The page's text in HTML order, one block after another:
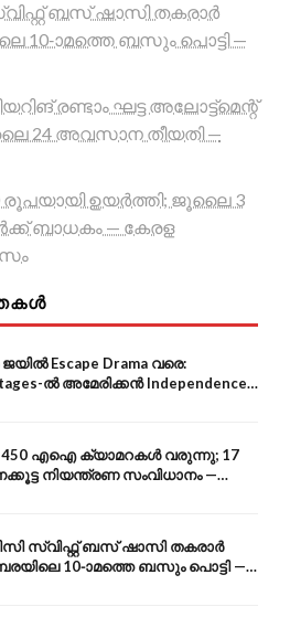
ബസ് ഷാസി തകരാർ
10-ാമത്തെ ബസും പൊട്ടി —
രണ്ടാം ഘട്ട അലോട്ട്മെന്റ്
24 അവസാന തീയതി —
രൂപയായി ഉയർത്തി; ജൂലൈ 3
ബാധകം — കേരള
Escape Drama വരെ:
ൽ അമേരിക്കൻ Independence-
450 എഐ ക്യാമറകൾ വരുന്നു; 17
നിയന്ത്രണ സംവിധാനം —
വരെ
സ്വിഫ്റ്റ് ബസ് ഷാസി തകരാർ
10-ാമത്തെ ബസും പൊട്ടി —